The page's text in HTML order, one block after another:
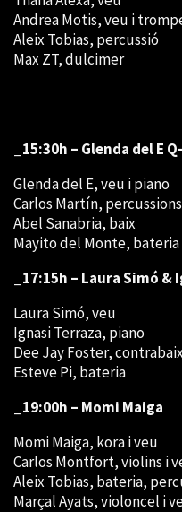
Andrea Motis, veu i
Aleix Tobias, percussió
Max ZT, dulcimer
_15:30h – Glenda del E
Glenda del E, veu i piano
Carlos Martín, percussions
Abel Sanabria, baix
Mayito del Monte, bateria
_17:15h – Laura Simó
Laura Simó, veu
Ignasi Terraza, piano
Dee Jay Foster,
Esteve Pi, bateria
_19:00h – Momi Maiga
Momi Maiga, kora i veu
Carlos Montfort, violins i
Aleix Tobias, bateria,
Marçal Ayats, violoncel i